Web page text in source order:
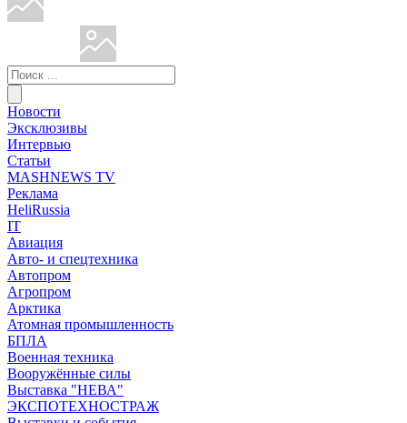
Новости
Эксклюзивы
Интервью
Статьи
MASHNEWS TV
Реклама
HeliRussia
IT
Авиация
Авто- и спецтехника
Автопром
Агропром
Арктика
Атомная промышленность
БПЛА
Военная техника
Вооружённые силы
Выставка "НЕВА"
ЭКСПОТЕХНОСТРАЖ